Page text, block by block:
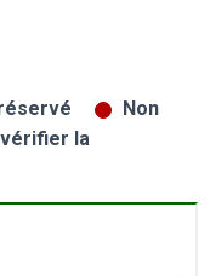
Non
la